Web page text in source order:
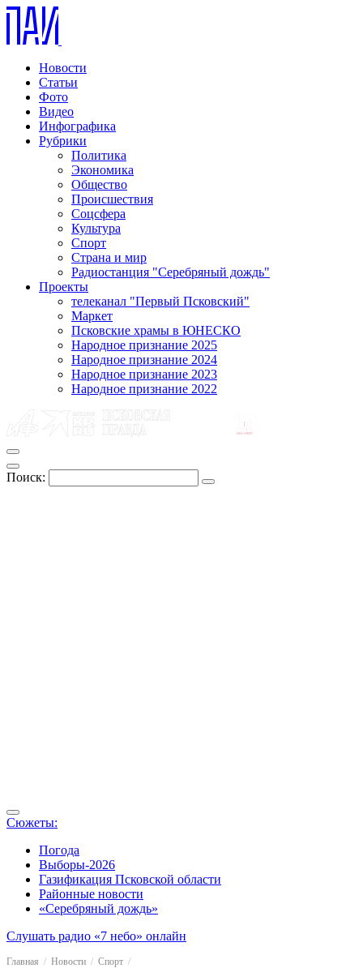
Новости
Статьи
Фото
Видео
Инфографика
Рубрики
Политика
Экономика
Общество
Происшествия
Соцсфера
Культура
Спорт
Страна и мир
Радиостанция "Серебряный дождь"
Проекты
телеканал "Первый Псковский"
Маркет
Псковские храмы в ЮНЕСКО
Народное признание 2025
Народное признание 2024
Народное признание 2023
Народное признание 2022
Поиск:
Сюжеты:
Погода
Выборы-2026
Газификация Псковской области
Районные новости
«Серебряный дождь»
Слушать радио «7 небо» онлайн
Главная Новости
Спорт